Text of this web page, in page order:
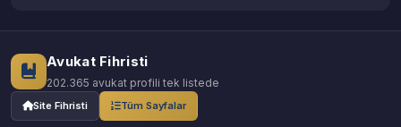
Avukat Fihristi
202.365 avukat profili tek listede
Site Fihristi Tüm Sayfalar